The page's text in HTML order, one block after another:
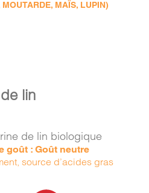
MAÏS, LUPIN)
lin
de lin biologique
goût : Goût neutre
source d’acides gras